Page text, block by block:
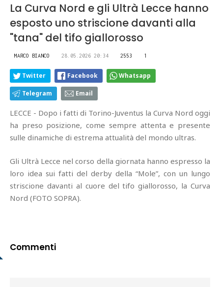
La Curva Nord e gli Ultrà Lecce hanno
esposto uno striscione davanti alla
"tana" del tifo giallorosso
MARCO BIANCO 28.05.2026 20:34 2553 1
Twitter Facebook Whatsapp
Telegram Email
LECCE - Dopo i fatti di Torino-Juventus la Curva Nord oggi
ha preso posizione, come sempre attenta e presente
sulle dinamiche di estrema attualità del mondo ultras.
Gli Ultrà Lecce nel corso della giornata hanno espresso la
loro idea sui fatti del derby della “Mole”, con un lungo
striscione davanti al cuore del tifo giallorosso, la Curva
Nord (FOTO SOPRA).
Commenti